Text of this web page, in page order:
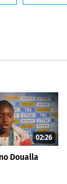
02:26
Doualla